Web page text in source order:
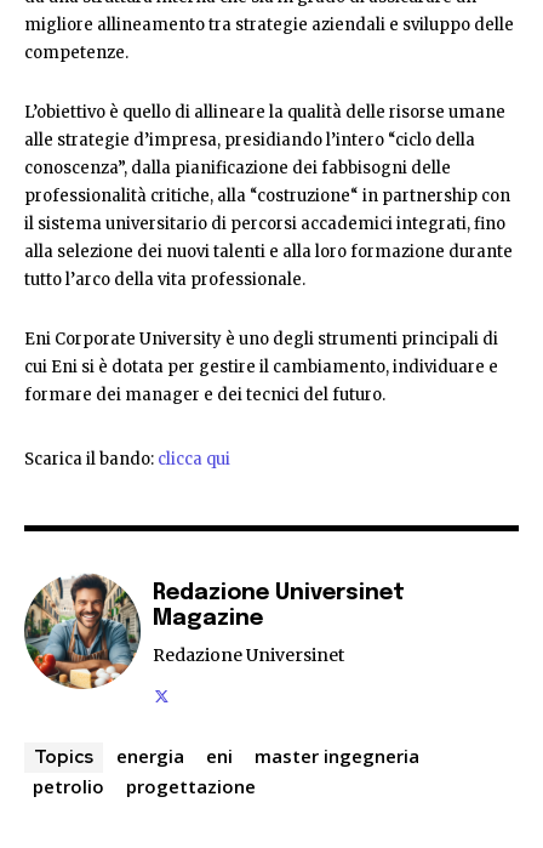
migliore allineamento tra strategie aziendali e sviluppo delle
competenze.
L’obiettivo è quello di allineare la qualità delle risorse umane
alle strategie d’impresa, presidiando l’intero “ciclo della
conoscenza”, dalla pianificazione dei fabbisogni delle
professionalità critiche, alla “costruzione“ in partnership con
il sistema universitario di percorsi accademici integrati, fino
alla selezione dei nuovi talenti e alla loro formazione durante
tutto l’arco della vita professionale.
Eni Corporate University è uno degli strumenti principali di
cui Eni si è dotata per gestire il cambiamento, individuare e
formare dei manager e dei tecnici del futuro.
Scarica il bando: clicca qui
Redazione Universinet
Magazine
Redazione Universinet
Topics energia eni
master ingegneria
petrolio
progettazione